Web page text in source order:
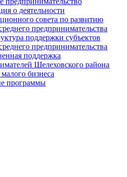
о деятельности
совета по развитию
предпринимательства
поддержки субъектов
предпринимательства
поддержка
Шелеховского района
бизнеса
программы